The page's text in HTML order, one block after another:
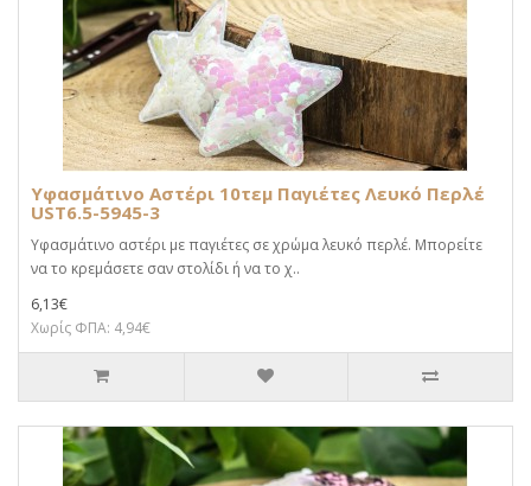
Υφασμάτινο Αστέρι 10τεμ Παγιέτες Λευκό Περλέ
UST6.5-5945-3
Υφασμάτινο αστέρι με παγιέτες σε χρώμα λευκό περλέ. Μπορείτε
να το κρεμάσετε σαν στολίδι ή να το χ..
6,13€
Χωρίς ΦΠΑ: 4,94€